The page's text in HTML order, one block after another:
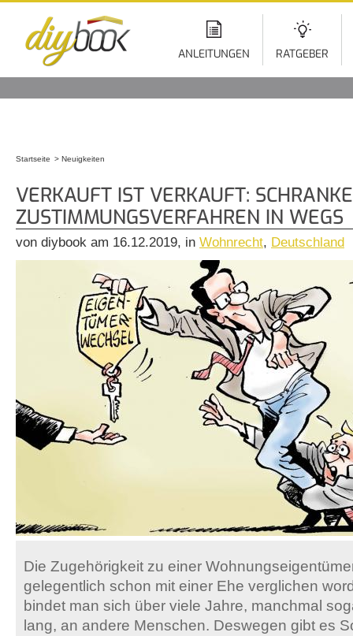
ANLEITUNGEN RATGEBER
Startseite Neuigkeiten
VERKAUFT IST VERKAUFT:
ZUSTIMMUNGSVERFAHREN IN WEGS
von diybook am 16.12.2019, in Wohnrecht, Deutschland
Die Zugehörigkeit zu einer
gelegentlich schon mit einer Ehe verglichen
bindet man sich über viele Jahre, manchmal
lang, an andere Menschen. Deswegen gibt es